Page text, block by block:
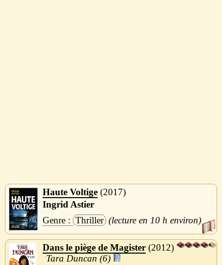
Haute Voltige 2017
Ingrid Astier
Thriller
10 h
Dans le piège de Magister 2012
Tara Duncan (6)